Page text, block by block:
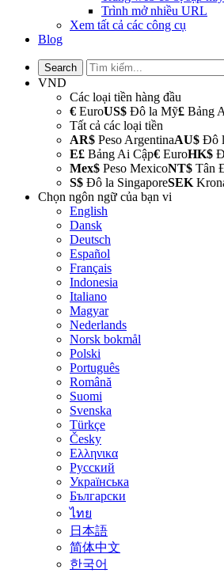
Trình mở nhiều URL
Xem tất cả các công cụ
Blog
VND
Các loại tiền hàng đầu
€ EuroUS$ Đô la Mỹ£ Bảng
Tất cả các loại tiền
AR$ Peso ArgentinaAU$ Đô
E£ Bảng Ai Cập€ EuroHK$
Mex$ Peso MexicoNT$ Tân
S$ Đô la SingaporeSEK
Chọn ngôn ngữ của bạn vi
English
Dansk
Deutsch
Español
Français
Indonesia
Italiano
Magyar
Nederlands
Norsk bokmål
Polski
Português
Română
Suomi
Svenska
Türkçe
Česky
Ελληνικα
Русский
Українська
Български
ไทย
日本語
简体中文
한국어